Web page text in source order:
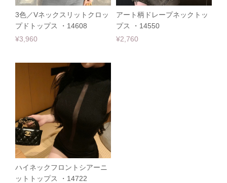
3色／Vネックスリットクロッ
プドトップス ・14608
¥3,960
アート柄ドレープネックトッ
プス ・14550
¥2,760
ハイネックフロントシアーニ
ットトップス ・14722